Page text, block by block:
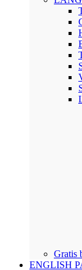
Gratis
ENGLISH